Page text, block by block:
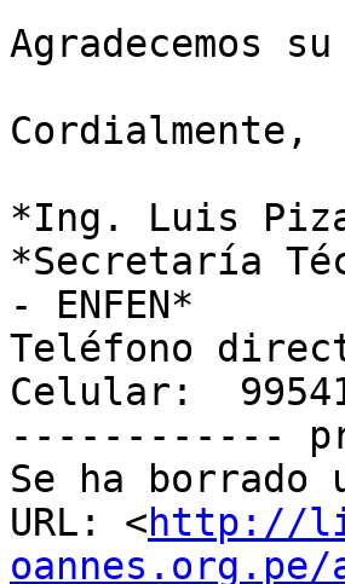
Agradecemos
Cordialmente,
*Ing. Luis
*Secretaría
- ENFEN*
Teléfono
Celular:
------------
Se ha borrado
URL: <http://
oannes.org.pe/